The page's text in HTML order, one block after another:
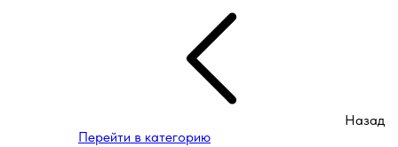
Назад
Перейти в категорию